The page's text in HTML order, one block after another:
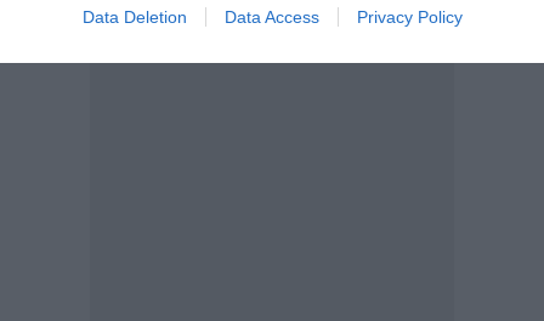
Data Deletion Data Access Privacy Policy